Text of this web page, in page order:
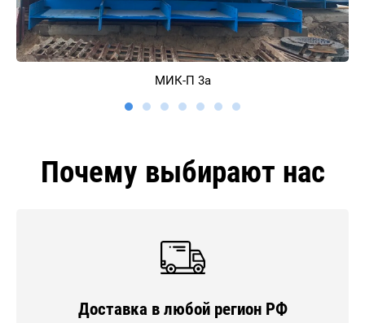
МИК-П 3а
Почему выбирают нас
Доставка в любой регион РФ